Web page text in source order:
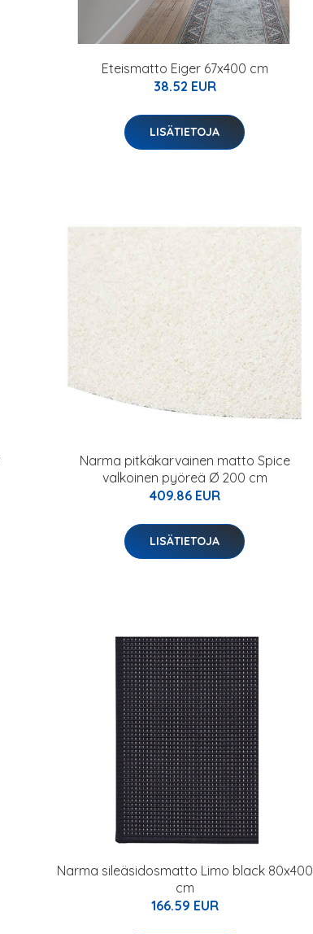
Eteismatto Eiger 67x400 cm
38.52 EUR
LISÄTIETOJA
Narma pitkäkarvainen matto Spice
valkoinen pyöreä Ø 200 cm
409.86 EUR
LISÄTIETOJA
Narma sileäsidosmatto Limo black 80x400
cm
166.59 EUR